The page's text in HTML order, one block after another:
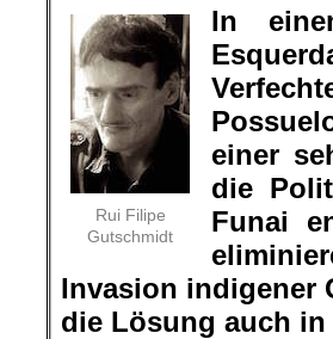
Rui Filipe
Gutschmidt
In
einer
die
Funai
Invasion indigener
die Lösung auch